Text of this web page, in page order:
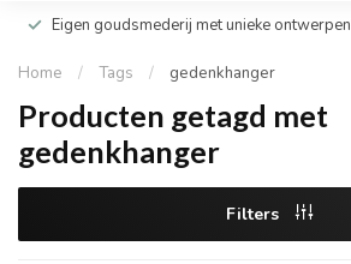
Eigen goudsmederij met unieke ontwerpen
Home / Tags / gedenkhanger
Producten getagd met
gedenkhanger
Filters